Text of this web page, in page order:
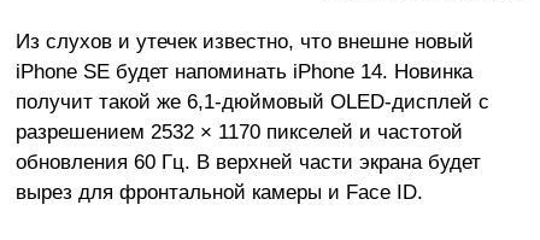
Из слухов и утечек известно, что внешне новый
iPhone SE будет напоминать iPhone 14. Новинка
получит такой же 6,1-дюймовый OLED-дисплей с
разрешением 2532 × 1170 пикселей и частотой
обновления 60 Гц. В верхней части экрана будет
вырез для фронтальной камеры и Face ID.